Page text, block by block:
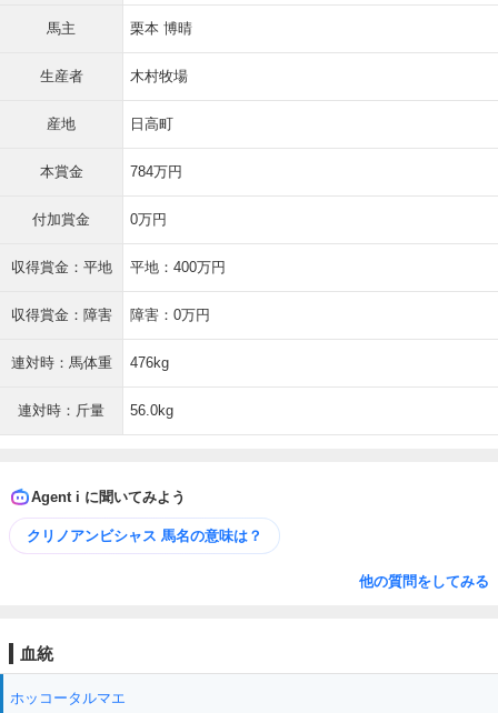
馬主 栗本 博晴
生産者 木村牧場
産地 日高町
本賞金 784万円
付加賞金 0万円
収得賞金：平地 平地：400万円
収得賞金：障害 障害：0万円
連対時：馬体重 476kg
連対時：斤量 56.0kg
Agent i に聞いてみよう
クリノアンビシャス 馬名の意味は？
他の質問をしてみる
血統
ホッコータルマエ